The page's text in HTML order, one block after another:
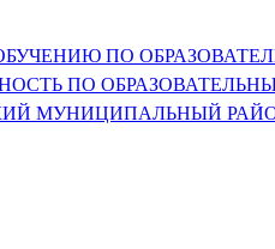
ПО
ПО
МУНИЦИПАЛЬНЫЙ